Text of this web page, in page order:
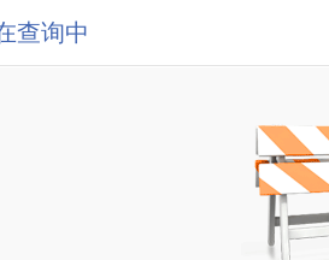
查询中